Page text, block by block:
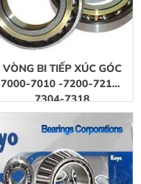
VÒNG BI TIẾP XÚC GÓC
7000-7010 -7200-7210-
7304-7318